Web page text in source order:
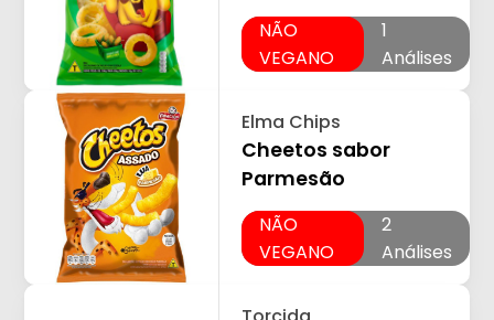
NÃO
VEGANO
1
Análises
Elma Chips
Cheetos sabor
Parmesão
NÃO
VEGANO
2
Análises